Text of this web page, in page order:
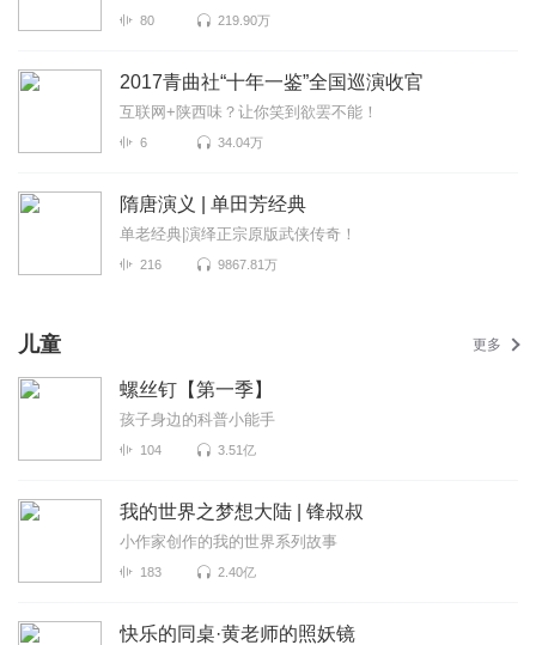
80 219.90万
2017青曲社“十年一鉴”全国巡演收官
互联网+陕西味？让你笑到欲罢不能！
6 34.04万
隋唐演义 | 单田芳经典
单老经典|演绎正宗原版武侠传奇！
216 9867.81万
儿童 更多
螺丝钉【第一季】
孩子身边的科普小能手
104 3.51亿
我的世界之梦想大陆 | 锋叔叔
小作家创作的我的世界系列故事
183 2.40亿
快乐的同桌·黄老师的照妖镜